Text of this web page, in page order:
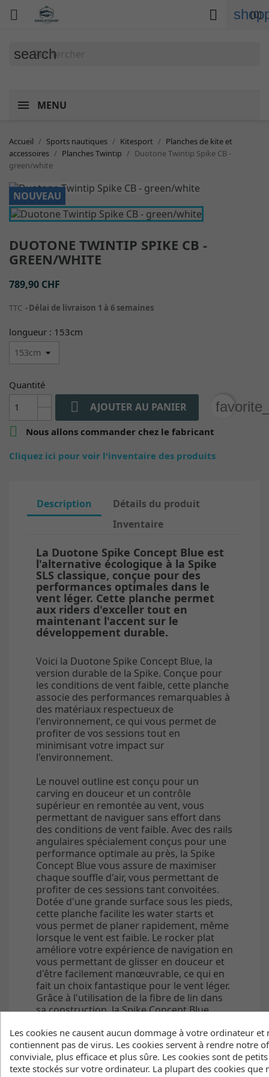
 (0)

search
MENU
Accueil Sports nautiques Kitesport
Planches de kite et
accessoires
Planches Twintip
Duotone Twintip Spike CB -
green/white
NOUVEAU
DUOTONE TWINTIP SPIKE CB -
GREEN/WHITE
789,90 CHF
TTC Délai de livraison 1 à 6 semaines
longueur : 153cm
Quantité
 AJOUTER AU PANIER

Nous allons commander chez le fabricant
Cliquez ici pour voir l'inventaire des produits
Description
Détails du produit
Inventaire
La Duotone Spike Concept Blue est
l'alternative écologique à la Spike
SLS classique, conçue pour des
performances optimales dans le
vent léger. Cette planche permet
aux riders d'exceller tout en
maintenant l'accent sur le
développement durable.
Voici la Duotone Spike Concept Blue, la
version durable de la Spike. Conçue pour
les conditions de vent faible, cette planche
associe des performances remarquables à
des matériaux respectueux de
l'environnement, ce qui vous permet de
profiter de vos sessions tout en
minimisant votre impact sur
l'environnement.
Le nouvel outline est conçu pour un
carving en douceur et un contrôle
supérieur en remontée au vent, vous
permettant de naviguer sans effort dans
des conditions de vent faible. Avec des rails
angulaires spécialement conçus pour une
performance optimale au près, la Spike
Concept Blue vous assure de maximiser
chaque souffle d'air, vous permettant de
profiter de ces sessions tant convoitées.
Dotée d'une grande surface sous les pieds,
cette planche facilite les water starts et
vous permet de planer rapidement, même
lorsque le vent est faible. Le rocker plat
améliore votre expérience de navigation en
vous permettant de glisser en douceur et
d'être facilement manœuvrable, ce qui en
fait un choix fantastique pour le vent léger.
Grâce à l'utilisation de la fibre de lin dans
sa construction, la Spike Concept Blue
améliorant le confort et réduisant l'impact
des plans d'eau agités. Ce matériau
innovant favorise le développement
durable, vous permettant de naviguer
Les cookies ne causent aucun dommage à votre ordinateur et
contiennent pas de virus. Les cookies servent à rendre notre
conviviale, plus efficace et plus sûre. Les cookies sont de
texte stockés sur votre ordinateur. La plupart des cookies que